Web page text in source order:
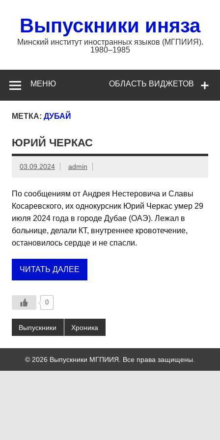
содержимому
Выпускники иняза
Минский институт иностранных языков (МГПИИЯ).
1980–1985
ОБЛАСТЬ ВИДЖЕТОВ
МЕНЮ
МЕТКА: ДУБАЙ
ЮРИЙ ЧЕРКАС
03.09.2024 admin
По сообщениям от Андрея Нестеровича и Славы
Косаревского, их однокурсник Юрий Черкас умер 29
июля 2024 года в городе Дубае (ОАЭ). Лежал в
больнице, делали КТ, внутреннее кровотечение,
остановилось сердце и не спасли.
ЧИТАТЬ ДАЛЕЕ
0
Выпускники Хроника
© 2026 Выпускники МГПИИЯ. Все права защищены.